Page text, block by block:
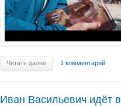
Читать далее 1 комментарий
Иван Васильевич идёт